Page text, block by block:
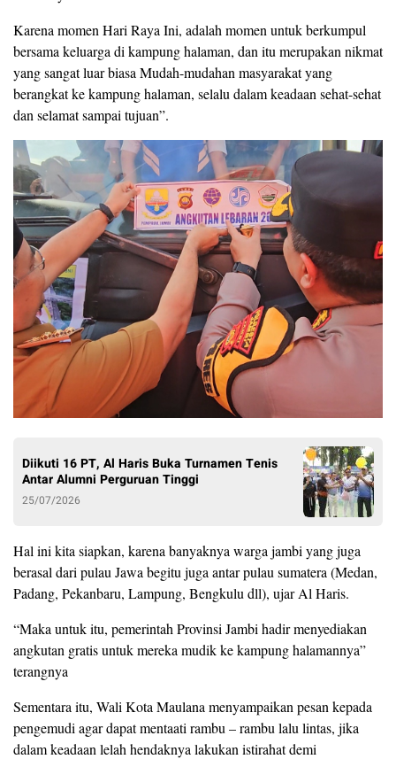
Karena momen Hari Raya Ini, adalah momen untuk berkumpul
bersama keluarga di kampung halaman, dan itu merupakan nikmat
yang sangat luar biasa Mudah-mudahan masyarakat yang
berangkat ke kampung halaman, selalu dalam keadaan sehat-sehat
dan selamat sampai tujuan”.
Diikuti 16 PT, Al Haris Buka Turnamen Tenis
Antar Alumni Perguruan Tinggi
25/07/2026
Hal ini kita siapkan, karena banyaknya warga jambi yang juga
berasal dari pulau Jawa begitu juga antar pulau sumatera (Medan,
Padang, Pekanbaru, Lampung, Bengkulu dll), ujar Al Haris.
“Maka untuk itu, pemerintah Provinsi Jambi hadir menyediakan
angkutan gratis untuk mereka mudik ke kampung halamannya”
terangnya
Sementara itu, Wali Kota Maulana menyampaikan pesan kepada
pengemudi agar dapat mentaati rambu – rambu lalu lintas, jika
dalam keadaan lelah hendaknya lakukan istirahat demi